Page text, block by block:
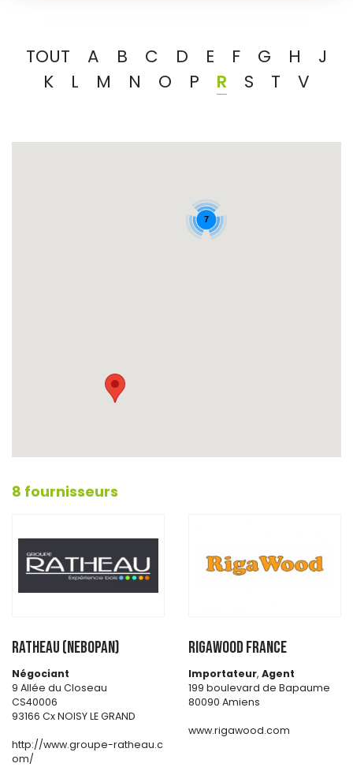
TOUT A B C D E F G H
J
K
L M N O P R S T V
7
8 fournisseurs
RATHEAU (NEBOPAN)
Négociant
9 Allée du Closeau
CS40006
93166 Cx NOISY LE GRAND
http://www.groupe-ratheau.c
om/
Rigawood France
Importateur, Agent
199 boulevard de Bapaume
80090 Amiens
www.rigawood.com